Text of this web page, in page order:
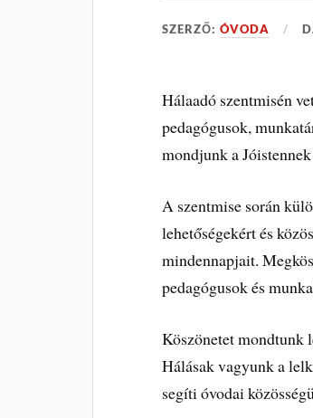
SZERZŐ:ÓVODA
Hálaadó szentmisén
pedagógusok,
mondjunk a
A szentmise során
lehetőségekért és
mindennapjait.
pedagógusok és
Köszönetet mondtunk
Hálásak vagyunk a
segíti óvodai